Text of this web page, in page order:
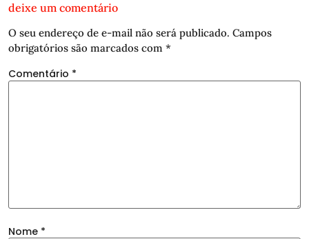
deixe um comentário
O seu endereço de e-mail não será publicado. Campos
obrigatórios são marcados com *
Comentário *
Nome *